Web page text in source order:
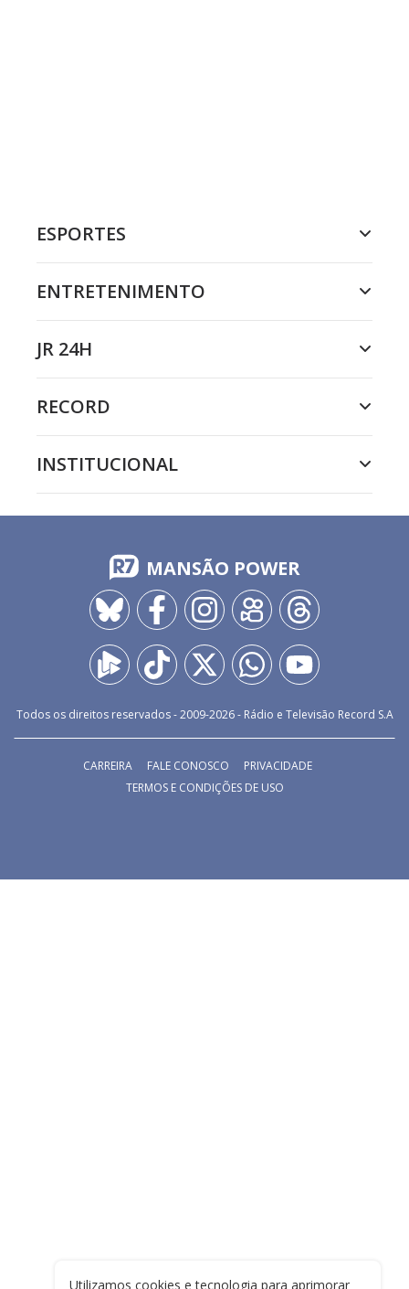
ESPORTES
ENTRETENIMENTO
JR 24H
RECORD
INSTITUCIONAL
MANSÃO POWER
Todos os direitos reservados - 2009-2026- Rádio e Televisão Record S.A
CARREIRA FALE CONOSCO
PRIVACIDADE
TERMOS E CONDIÇÕES DE USO
Utilizamos cookies e tecnologia para aprimorar